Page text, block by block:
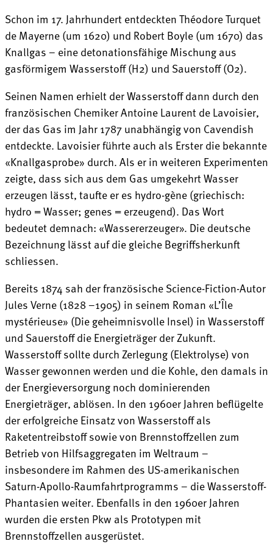
Schon im 17. Jahrhundert entdeckten Théodore Turquet
de Mayerne (um 1620) und Robert Boyle (um 1670) das
Knallgas – eine detonationsfähige Mischung aus
gasförmigem Wasserstoff (H2) und Sauerstoff (O2).
Seinen Namen erhielt der Wasserstoff dann durch den
französischen Chemiker Antoine Laurent de Lavoisier,
der das Gas im Jahr 1787 unabhängig von Cavendish
entdeckte. Lavoisier führte auch als Erster die bekannte
«Knallgasprobe» durch. Als er in weiteren Experimenten
zeigte, dass sich aus dem Gas umgekehrt Wasser
erzeugen lässt, taufte er es hydro-gène (griechisch:
hydro = Wasser; genes = erzeugend). Das Wort
bedeutet demnach: «Wassererzeuger». Die deutsche
Bezeichnung lässt auf die gleiche Begriffsherkunft
schliessen.
Bereits 1874 sah der französische Science-Fiction-Autor
Jules Verne (1828 –1905) in seinem Roman «L’Île
mystérieuse» (Die geheimnisvolle Insel) in Wasserstoff
und Sauerstoff die Energieträger der Zukunft.
Wasserstoff sollte durch Zerlegung (Elektrolyse) von
Wasser gewonnen werden und die Kohle, den damals in
der Energieversorgung noch dominierenden
Energieträger, ablösen. In den 1960er Jahren beflügelte
der erfolgreiche Einsatz von Wasserstoff als
Raketentreibstoff sowie von Brennstoffzellen zum
Betrieb von Hilfsaggregaten im Weltraum –
insbesondere im Rahmen des US-amerikanischen
Saturn-Apollo-Raumfahrtprogramms – die Wasserstoff-
Phantasien weiter. Ebenfalls in den 1960er Jahren
wurden die ersten Pkw als Prototypen mit
Brennstoffzellen ausgerüstet.